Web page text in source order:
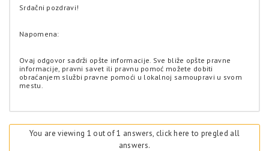
Srdačni pozdravi!
Napomena:
Ovaj odgovor sadrži opšte informacije. Sve bliže opšte pravne
informacije, pravni savet ili pravnu pomoć možete dobiti
obraćanjem službi pravne pomoći u lokalnoj samoupravi u svom
mestu.
You are viewing 1 out of 1 answers, click here to pregled all
answers.